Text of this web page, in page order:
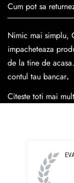
trecerea timpului.
medie livrarea
Easybox-ul Emag.
Cosul de livrare
390 lei si Gratuit
Cum pot sa
Nimic mai simplu,
impacheteaza
de la tine de
contul tau bancar.
Citeste toti mai